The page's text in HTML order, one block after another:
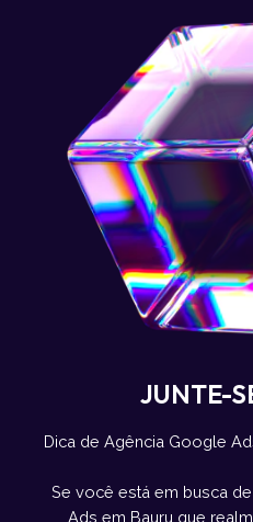
JUNTE-
Dica de Agência Google
Se você está em busca
Ads em Bauru que